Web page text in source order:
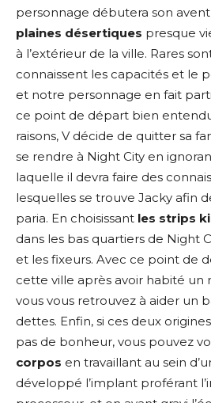
personnage débutera son
plaines désertiques presque
à l’extérieur de la ville. Rares
connaissent les capacités et le
et notre personnage en fait
ce point de départ bien
raisons, V décide de quitter sa
se rendre à Night City en
laquelle il devra faire des
lesquelles se trouve Jacky afin
paria. En choisissant les strips
dans les bas quartiers de Night
et les fixeurs. Avec ce point de
cette ville après avoir habité
vous vous retrouvez à aider un
dettes. Enfin, si ces deux
pas de bonheur, vous pouvez
corpos en travaillant au sein
développé l’implant proférant